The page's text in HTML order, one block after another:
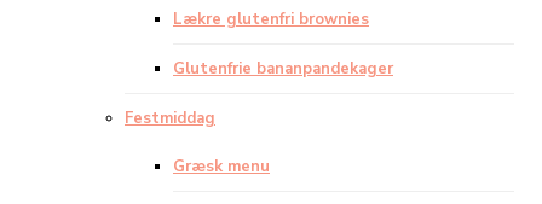
Lækre glutenfri brownies
Glutenfrie bananpandekager
Festmiddag
Græsk menu